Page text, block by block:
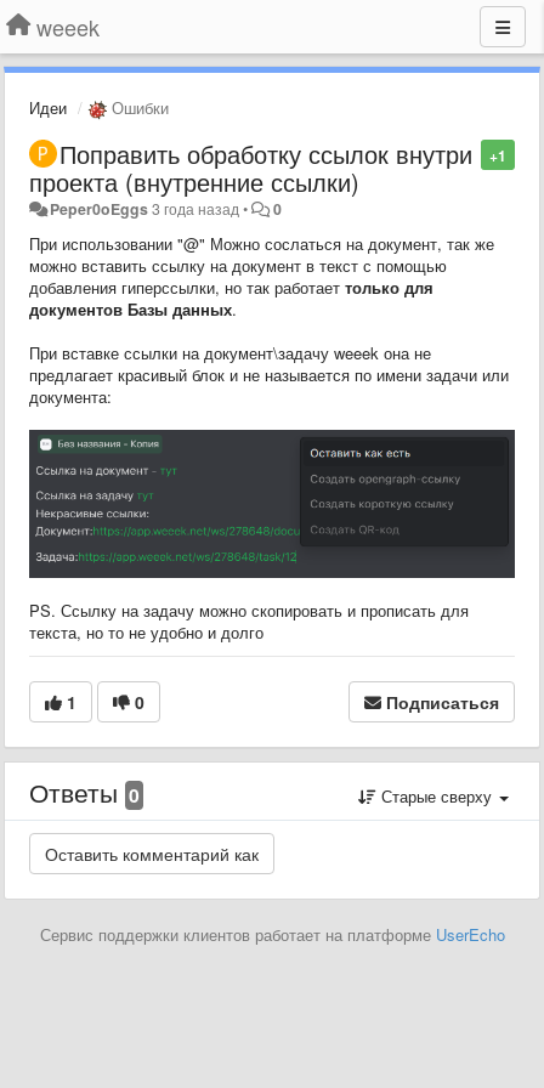
weeek
Идеи Ошибки
+1
Поправить обработку ссылок внутри
проекта (внутренние ссылки)
Peper0oEggs3 года назад • 0
При использовании "@" Можно сослаться на документ, так же
можно вставить ссылку на документ в текст с помощью
добавления гиперссылки, но так работает только для
документов Базы данных.
При вставке ссылки на документ\задачу weeek она не
предлагает красивый блок и не называется по имени задачи или
документа:
PS. Ссылку на задачу можно скопировать и прописать для
текста, но то не удобно и долго
1 0 Подписаться
Ответы 0 Старые сверху
Сервис поддержки клиентов работает на платформе UserEcho